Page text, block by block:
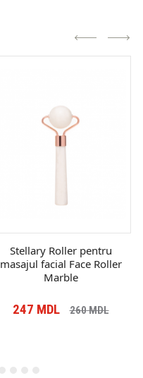
Stellary Roller pentru
masajul facial Face Roller
Marble
247 MDL 260MDL